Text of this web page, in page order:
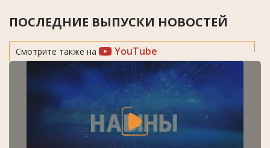
ПОСЛЕДНИЕ ВЫПУСКИ НОВОСТЕЙ
Смотрите также на YouTube